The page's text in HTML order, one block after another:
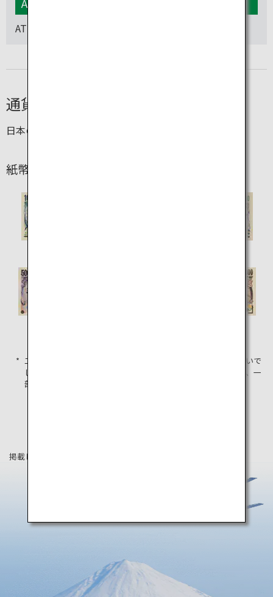
ATMの設置場所、営業時間、行き方を検索できます。
通貨単位
日本の通貨は「円」で、¥マークで表示されます。
紙幣の種類
二千円札はあまり流通していないので、目にする機会は多くないで
しょう。二千円札は通常の買い物の支払い問題なく使えますが、一
部のATMや自動販売機には使用できません。
掲載している情報は2021年3月時点の情報です。